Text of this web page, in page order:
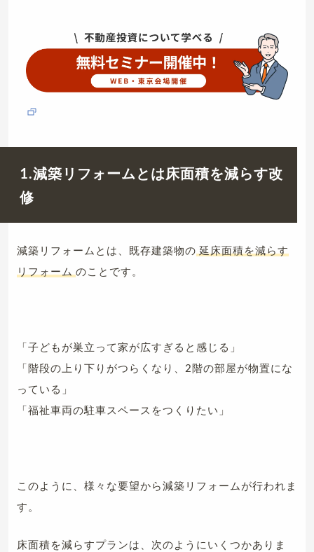
1.減築リフォームとは床面積を減らす改
修
減築リフォームとは、既存建築物の 延床面積を減らす
リフォーム のことです。
「子どもが巣立って家が広すぎると感じる」
「階段の上り下りがつらくなり、2階の部屋が物置にな
っている」
「福祉車両の駐車スペースをつくりたい」
このように、様々な要望から減築リフォームが行われま
す。
床面積を減らすプランは、次のようにいくつかありま